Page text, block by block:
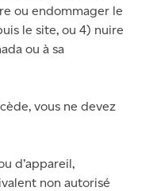
ou endommager le
le site, ou 4) nuire
ou à sa
vous ne devez
d’appareil,
non autorisé